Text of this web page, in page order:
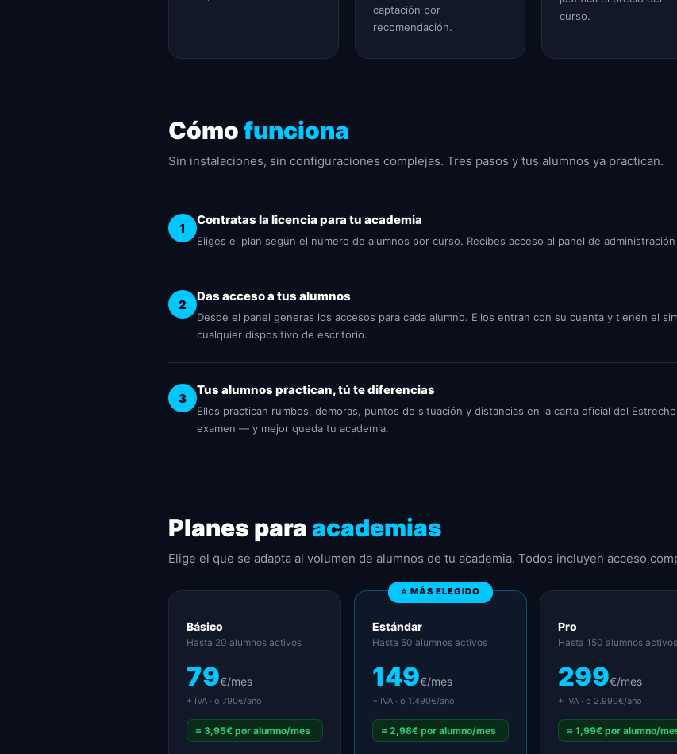
captación por
recomendación.
curso.
Cómofunciona
Sin instalaciones, sin configuraciones complejas. Tres pasos y tus alumnos ya practican.
1
Contratas la licencia para tu academia
Eliges el plan según el número de alumnos por curso. Recibes acceso al panel de
2
Das acceso a tus alumnos
Desde el panel generas los accesos para cada alumno. Ellos entran con su cuenta y tienen el
cualquier dispositivo de escritorio.
3
Tus alumnos practican, tú te diferencias
Ellos practican rumbos, demoras, puntos de situación y distancias en la carta oficial del
examen — y mejor queda tu academia.
Planes paraacademias
Elige el que se adapta al volumen de alumnos de tu academia. Todos incluyen acceso
Básico
Hasta 20 alumnos activos
79€/mes
+ IVA · o 790€/año
≈ 3,95€ por alumno/mes
⭐ MÁS ELEGIDO
Estándar
Hasta 50 alumnos activos
149€/mes
+ IVA · o 1.490€/año
≈ 2,98€ por alumno/mes
Pro
Hasta 150 alumnos activos
299€/mes
+ IVA · o 2.990€/año
≈ 1,99€ por alumno/